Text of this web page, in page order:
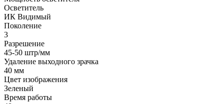
Осветитель
ИК Видимый
Поколение
3
Разрешение
45-50 штр/мм
Удаление выходного зрачка
40 мм
Цвет изображения
Зеленый
Время работы